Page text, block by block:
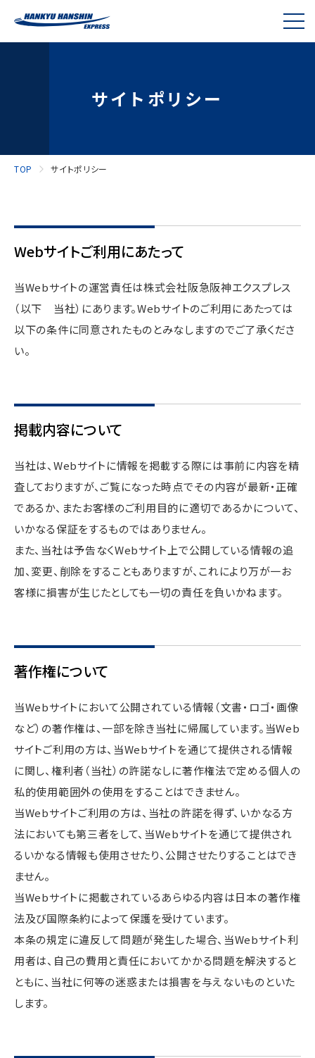
サイトポリシー
TOP サイトポリシー
Webサイトご利用にあたって
当Webサイトの運営責任は株式会社阪急阪神エクスプレス
（以下 当社）にあります。Webサイトのご利用にあたっては
以下の条件に同意されたものとみなしますのでご了承くださ
い。
掲載内容について
当社は、Webサイトに情報を掲載する際には事前に内容を精
査しておりますが、ご覧になった時点でその内容が最新・正確
であるか、またお客様のご利用目的に適切であるかについて、
いかなる保証をするものではありません。
また、当社は予告なくWebサイト上で公開している情報の追
加、変更、削除をすることもありますが、これにより万が一お
客様に損害が生じたとしても一切の責任を負いかねます。
著作権について
当Webサイトにおいて公開されている情報（文書・ロゴ・画像
など）の著作権は、一部を除き当社に帰属しています。当Web
サイトご利用の方は、当Webサイトを通じて提供される情報
に関し、権利者（当社）の許諾なしに著作権法で定める個人の
私的使用範囲外の使用をすることはできません。
当Webサイトご利用の方は、当社の許諾を得ず、いかなる方
法においても第三者をして、当Webサイトを通じて提供され
るいかなる情報も使用させたり、公開させたりすることはでき
ません。
当Webサイトに掲載されているあらゆる内容は日本の著作権
法及び国際条約によって保護を受けています。
本条の規定に違反して問題が発生した場合、当Webサイト利
用者は、自己の費用と責任においてかかる問題を解決すると
ともに、当社に何等の迷惑または損害を与えないものといた
します。